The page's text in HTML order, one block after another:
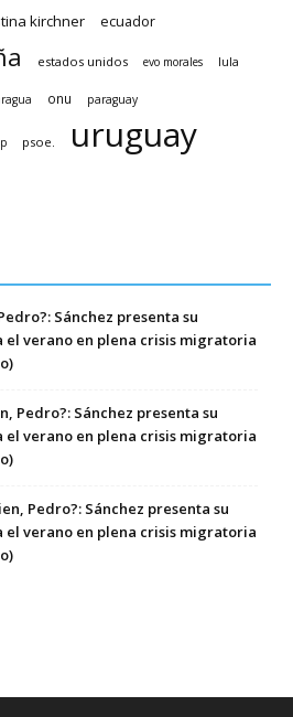
kirchner ecuador
estados unidos evo morales lula
onu paraguay
psoe. uruguay
Sánchez presenta su
el verano en plena crisis migratoria
Pedro?: Sánchez presenta su
el verano en plena crisis migratoria
Pedro?: Sánchez presenta su
el verano en plena crisis migratoria